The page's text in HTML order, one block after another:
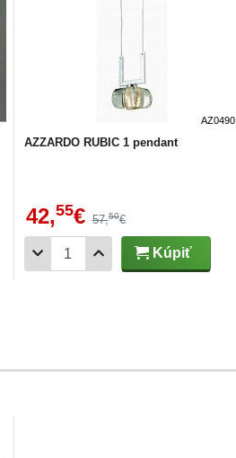
AZ0490
AZZARDO RUBIC 1 pendant
42,55€ 57,50€
Kúpiť